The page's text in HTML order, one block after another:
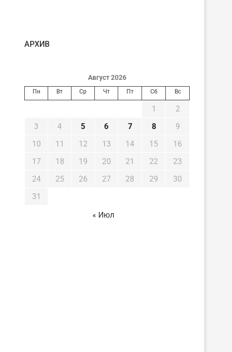
AРХИВ
Август 2026
Пн Вт Ср Чт Пт Сб Вс
1
2
3
4 5 6 7 8
9
10
11 12 13 14 15
16
17
18 19 20 21 22
23
24
25 26 27 28 29
30
31
« Июл